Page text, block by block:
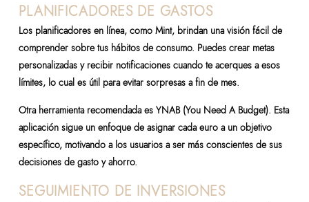
PLANIFICADORES DE GASTOS
Los planificadores en línea, como Mint, brindan una visión fácil de
comprender sobre tus hábitos de consumo. Puedes crear metas
personalizadas y recibir notificaciones cuando te acerques a esos
límites, lo cual es útil para evitar sorpresas a fin de mes.
Otra herramienta recomendada es YNAB (You Need A Budget). Esta
aplicación sigue un enfoque de asignar cada euro a un objetivo
específico, motivando a los usuarios a ser más conscientes de sus
decisiones de gasto y ahorro.
SEGUIMIENTO DE INVERSIONES